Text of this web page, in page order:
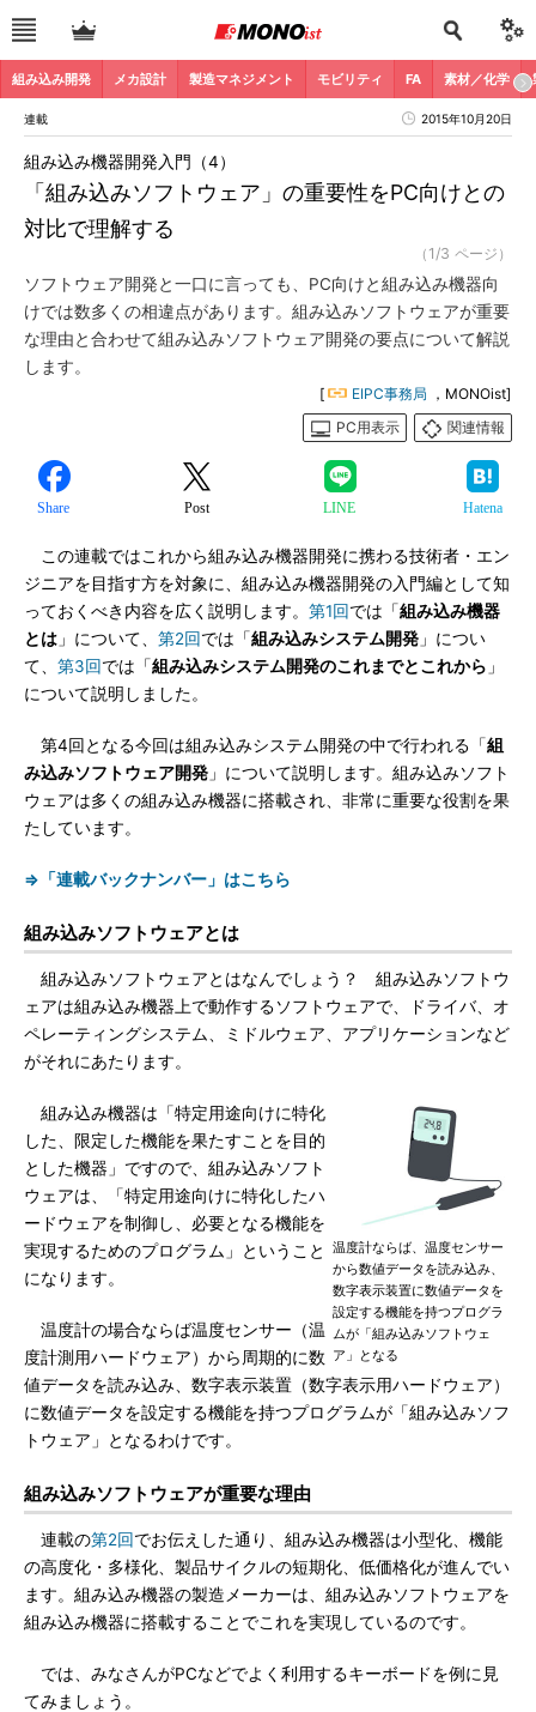
組み込み開発 メカ設計 製造マネジメント モビリティ FA 素材／化学
連載 2015年10月20日
「組み込みソフトウェア」の重要性をPC向けとの
対比で理解する
組み込み機器開発入門（4）
（1/3 ページ）
ソフトウェア開発と一口に言っても、PC向けと組み込み機器向
けでは数多くの相違点があります。組み込みソフトウェアが重要
な理由と合わせて組み込みソフトウェア開発の要点について解説
します。
[ EIPC事務局 ，MONOist]
PC用表示
関連情報
Share Post LINE Hatena
この連載ではこれから組み込み機器開発に携わる技術者・エン
ジニアを目指す方を対象に、組み込み機器開発の入門編として知
っておくべき内容を広く説明します。 第1回では「組み込み機器
とは 」について、 第2回では「組み込みシステム開発 」につい
て、 第3回では「組み込みシステム開発のこれまでとこれから 」
について説明しました。
第4回となる今回は組み込みシステム開発の中で行われる「組
み込みソフトウェア開発 」について説明します。組み込みソフト
ウェアは多くの組み込み機器に搭載され、非常に重要な役割を果
たしています。
⇒「連載バックナンバー」はこちら
組み込みソフトウェアとは
組み込みソフトウェアとはなんでしょう？ 組み込みソフトウ
ェアは組み込み機器上で動作するソフトウェアで、ドライバ、オ
ペレーティングシステム、ミドルウェア、アプリケーションなど
がそれにあたります。
温度計ならば、温度センサー
から数値データを読み込み、
数字表示装置に数値データを
設定する機能を持つプログラ
ムが「組み込みソフトウェ
ア」となる
組み込み機器は「特定用途向けに特化
した、限定した機能を果たすことを目的
とした機器」ですので、組み込みソフト
ウェアは、「特定用途向けに特化したハ
ードウェアを制御し、必要となる機能を
実現するためのプログラム」ということ
になります。
温度計の場合ならば温度センサー（温
度計測用ハードウェア）から周期的に数
値データを読み込み、数字表示装置（数字表示用ハードウェア）
に数値データを設定する機能を持つプログラムが「組み込みソフ
トウェア」となるわけです。
組み込みソフトウェアが重要な理由
連載の第2回でお伝えした通り、組み込み機器は小型化、機能
の高度化・多様化、製品サイクルの短期化、低価格化が進んでい
ます。組み込み機器の製造メーカーは、組み込みソフトウェアを
組み込み機器に搭載することでこれを実現しているのです。
では、みなさんがPCなどでよく利用するキーボードを例に見
てみましょう。